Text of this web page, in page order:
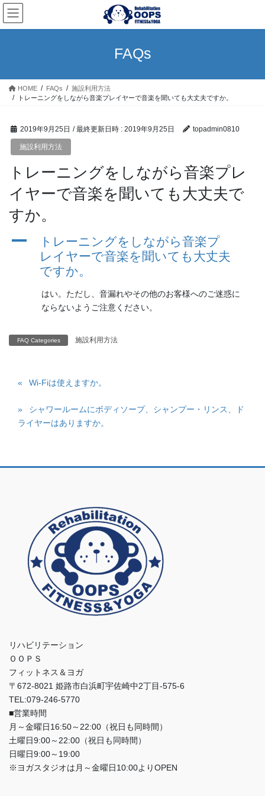
コ
ン
テ
ス
ナ
ビ
ゲ
ン
FAQs
HOME FAQs
施設利用方法
トレーニングをしながら音楽プレイヤーで音楽を聞いても大丈夫ですか。
2019年9月25日 / 最終更新日時 : 2019年9月25日 topadmin0810
施設利用方法
トレーニングをしながら音楽プレ
イヤーで音楽を聞いても大丈夫で
すか。
A
トレーニングをしながら音楽プ
レイヤーで音楽を聞いても大丈夫
ですか。
はい。ただし、音漏れやその他のお客様へのご迷惑に
ならないようご注意ください。
FAQ Categories 施設利用方法
Wi-Fiは使えますか。
シャワールームにボディソープ、シャンプー・リンス、ド
ライヤーはありますか。
リハビリテーション
ＯＯＰＳ
フィットネス＆ヨガ
〒672-8021 姫路市白浜町宇佐崎中2丁目-575-6
TEL:079-246-5770
■営業時間
月～金曜日16:50～22:00（祝日も同時間）
土曜日9:00～22:00（祝日も同時間）
日曜日9:00～19:00
※ヨガスタジオは月～金曜日10:00よりOPEN